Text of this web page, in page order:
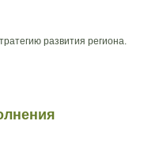
развития региона.